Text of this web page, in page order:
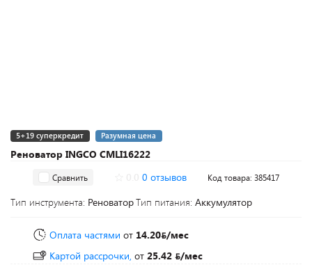
Реноватор INGCO CMLI16222
5+19 суперкредит Разумная цена
Сравнить 0 отзывов Код товара: 385417
Тип инструмента: РеноваторТип питания: Аккумулятор
Оплата частями от 14.20 /мес
Картой рассрочки, от 25.42
/мес